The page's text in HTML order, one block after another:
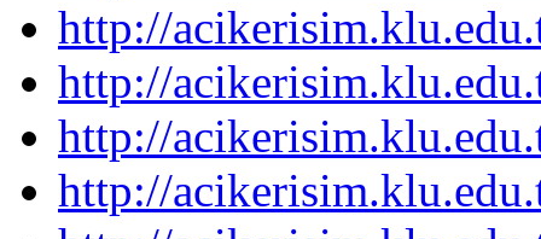
http://
http://
http://
http://